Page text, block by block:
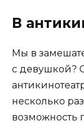
В
Мы в
с девушкой?
несколько
возможность